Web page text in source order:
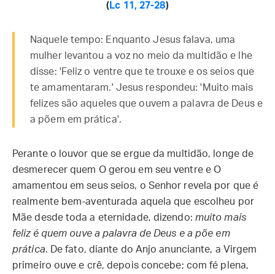
( Lc 11, 27-28)
Naquele tempo: Enquanto Jesus falava, uma
mulher levantou a voz no meio da multidão e lhe
disse: 'Feliz o ventre que te trouxe e os seios que
te amamentaram.' Jesus respondeu: 'Muito mais
felizes são aqueles que ouvem a palavra de Deus e
a põem em prática'.
Perante o louvor que se ergue da multidão, longe de
desmerecer quem O gerou em seu ventre e O
amamentou em seus seios, o Senhor revela por que é
realmente bem-aventurada aquela que escolheu por
Mãe desde toda a eternidade, dizendo: muito mais
feliz é quem ouve a palavra de Deus e a põe em
prática. De fato, diante do Anjo anunciante, a Virgem
primeiro ouve e crê, depois concebe; com fé plena,